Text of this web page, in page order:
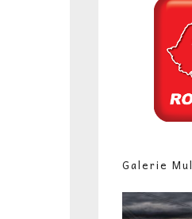
Galerie